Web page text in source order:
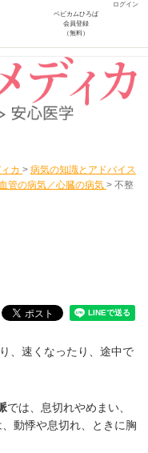
ログイン
ベビカムひろば
会員登録
（無料）
カ > 病気の知識とアドバイス
管の病気／心臓の病気 > 不整
、速くなったり、途中で
では、息切れやめまい、
、動悸や息切れ、ときに胸